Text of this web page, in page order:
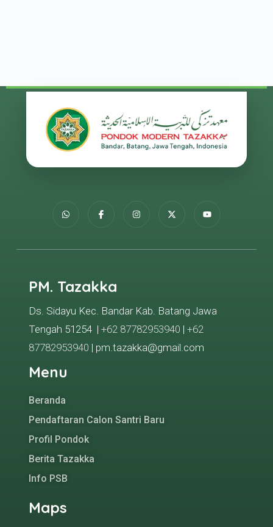
PM. Tazakka
Ds. Sidayu Kec. Bandar Kab. Batang Jawa
Tengah 51254 | +62 87782953940 | +62
87782953940 | pm.tazakka@gmail.com
Menu
Beranda
Pendaftaran Calon Santri Baru
Profil Pondok
Berita Tazakka
Info PSB
Maps